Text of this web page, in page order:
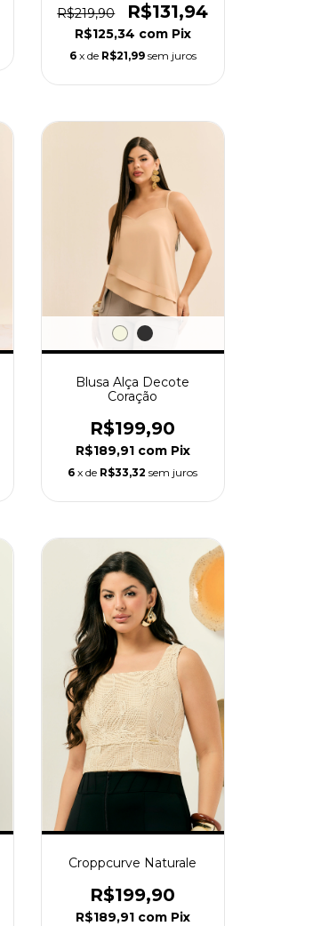
R$219,90 R$131,94
R$125,34 com Pix
6 x de R$21,99 sem juros
Blusa Alça Decote
Coração
R$199,90
R$189,91 com Pix
6 x de R$33,32 sem juros
Croppcurve Naturale
R$199,90
R$189,91 com Pix